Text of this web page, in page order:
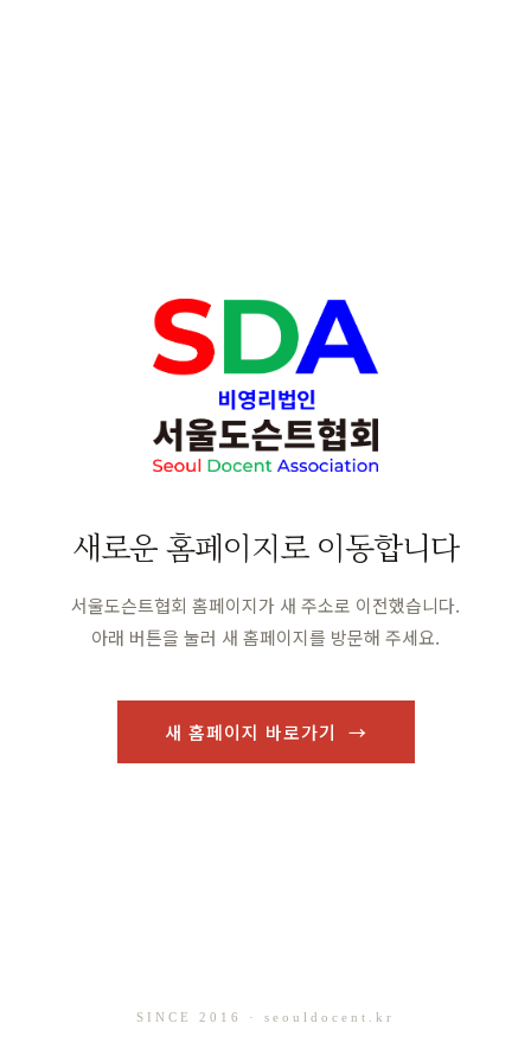
새로운 홈페이지로 이동합니다
서울도슨트협회 홈페이지가 새 주소로 이전했습니다.
아래 버튼을 눌러 새 홈페이지를 방문해 주세요.
새 홈페이지 바로가기 →
SINCE 2016 · seouldocent.kr